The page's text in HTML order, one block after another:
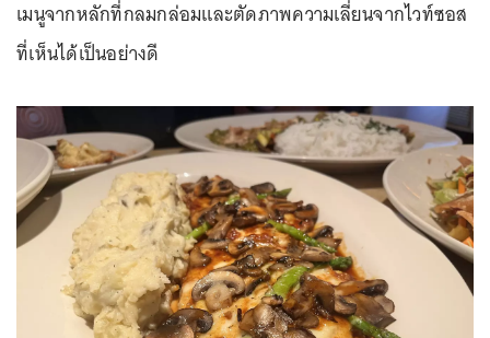
เมนูจากหลักที่กลมกล่อมและตัดภาพความเลี่ยนจากไวท์ซอส
ที่เห็นได้เป็นอย่างดี